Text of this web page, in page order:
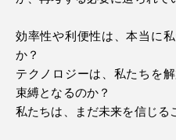
効率性や利便性は、本当に
か？
テクノロジーは、私たちを
束縛となるのか？
私たちは、まだ未来を信じる